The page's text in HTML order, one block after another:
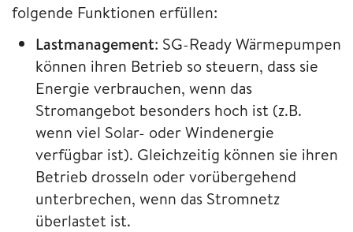
folgende Funktionen erfüllen:
Lastmanagement: SG-Ready Wärmepumpen
können ihren Betrieb so steuern, dass sie
Energie verbrauchen, wenn das
Stromangebot besonders hoch ist (z.B.
wenn viel Solar- oder Windenergie
verfügbar ist). Gleichzeitig können sie ihren
Betrieb drosseln oder vorübergehend
unterbrechen, wenn das Stromnetz
überlastet ist.